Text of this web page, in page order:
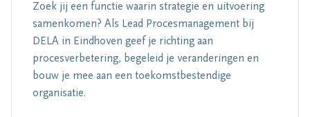
Zoek jij een functie waarin strategie en uitvoering
samenkomen? Als Lead Procesmanagement bij
DELA in Eindhoven geef je richting aan
procesverbetering, begeleid je veranderingen en
bouw je mee aan een toekomstbestendige
organisatie.